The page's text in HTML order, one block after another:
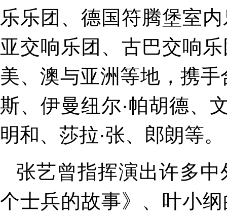
乐乐团、德国符腾堡室
亚交响乐团、古巴交响
美、澳与亚洲等地，携
斯、伊曼纽尔·帕胡德、
明和、莎拉·张、郎朗等。
张艺曾指挥演出许多
个士兵的故事》、叶小